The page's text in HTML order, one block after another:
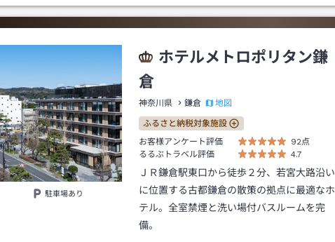
す。木戸をくぐってそのままお入り下さい
駐車場あり
ホテルメトロポリタン鎌
倉
神奈川県 鎌倉 地図
ふるさと納税対象施設
お客様アンケート評価
92点
るるぶトラベル評価
4.7
ＪＲ鎌倉駅東口から徒歩２分、若宮大路沿い
に位置する古都鎌倉の散策の拠点に最適なホ
テル。全室禁煙と洗い場付バスルームを完
備。